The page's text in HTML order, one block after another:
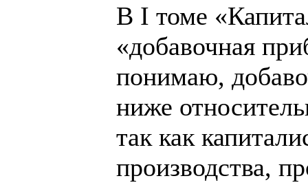
В I томе
«добавочная
понимаю,
ниже
так как
производства,